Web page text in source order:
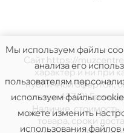
Сайт https://
характер и ни при
публичной офертой,
статьи 437(2)
Наличие,
товара, сроки
Мы используем файлы
анализа его
пользователям
используем файлы
можете изменить
использования